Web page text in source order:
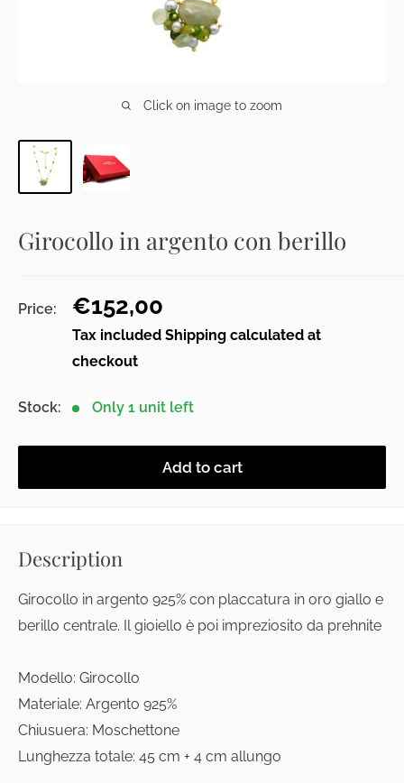
Click on image to zoom
Girocollo in argento con berillo
Price:
Sale
price
€152,00
Tax included Shipping calculated at
checkout
Stock: Only 1 unit left
Add to cart
Description
Girocollo in argento 925% con placcatura in oro giallo e
berillo centrale. Il gioiello è poi impreziosito da prehnite
Modello: Girocollo
Materiale: Argento 925%
Chiusuera: Moschettone
Lunghezza totale: 45 cm + 4 cm allungo